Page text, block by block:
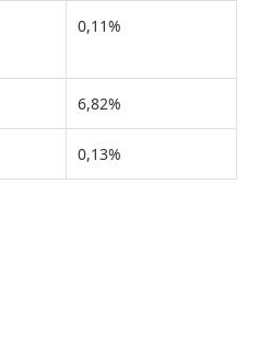
0,11%
6,82%
0,13%